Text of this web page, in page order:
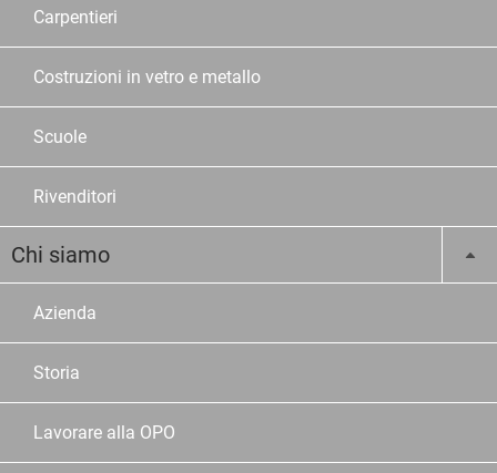
Carpentieri
Costruzioni in vetro e metallo
Scuole
Rivenditori
Chi siamo
Azienda
Storia
Lavorare alla OPO